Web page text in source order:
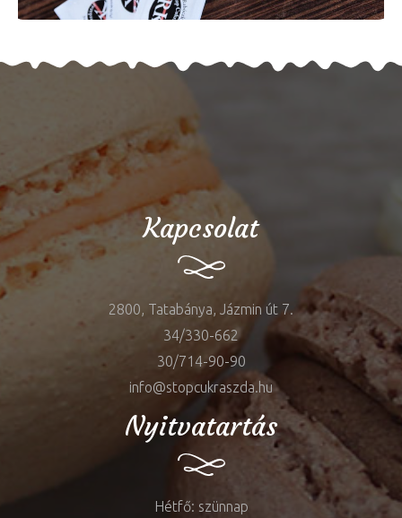
Kapcsolat
2800, Tatabánya, Jázmin út 7.
34/330-662
30/714-90-90
info@stopcukraszda.hu
Nyitvatartás
Hétfő: szünnap